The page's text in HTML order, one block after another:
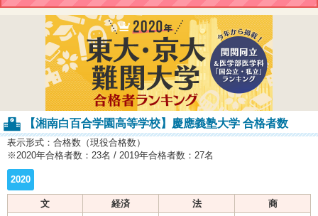
【湘南白百合学園高等学校】慶應義塾大学 合格者数
表示形式：合格数（現役合格数）
※2020年合格者数：23名 / 2019年合格者数：27名
2020
文 経済 法
商